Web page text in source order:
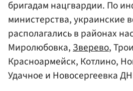
бригадам нацгвардии. По
министерства, украинские
располагались в районах
Миролюбовка, Зверево,
Красноармейск, Котлино,
Удачное и Новосергеевка